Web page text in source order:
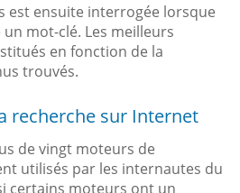
est ensuite interrogée lorsque
mot-clé. Les meilleurs
en fonction de la
trouvés.
recherche sur Internet
de vingt moteurs de
utilisés par les internautes du
certains moteurs ont un